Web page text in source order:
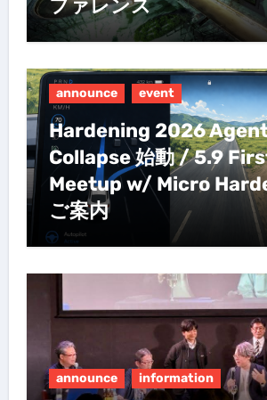
ファレンス
announce event
Hardening 2026
Collapse 始動 / 5.9
Meetup w/ Micro
ご案内
announce information